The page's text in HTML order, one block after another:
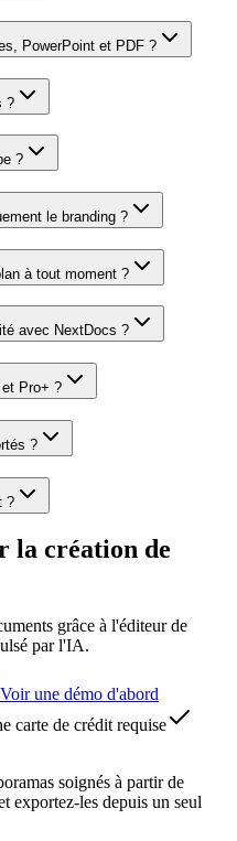
PowerPoint et PDF ?
?
?
le branding ?
à tout moment ?
avec NextDocs ?
Pro+ ?
?
?
la création de
grâce à l'éditeur de
par l'IA.
Voir une démo d'abord
carte de crédit requise
soignés à partir de
exportez-les depuis un seul